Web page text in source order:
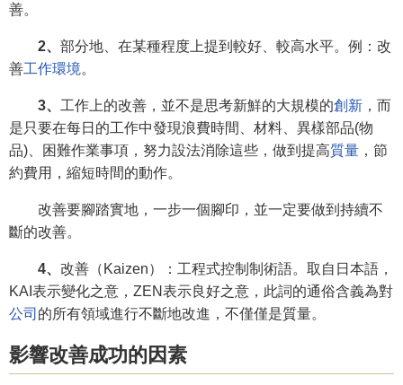
善。
2、 部分地、在某種程度上提到較好、較高水平。例：改
善工作環境。
3、 工作上的改善，並不是思考新鮮的大規模的創新 ，而
是只要在每日的工作中發現浪費時間、材料、異樣部品(物
品)、困難作業事項，努力設法消除這些，做到提高質量 ，節
約費用，縮短時間的動作。
改善要腳踏實地，一步一個腳印，並一定要做到持續不
斷的改善。
4、 改善（Kaizen）：工程式控制制術語。取自日本語，
KAI表示變化之意，ZEN表示良好之意，此詞的通俗含義為對
公司 的所有領域進行不斷地改進，不僅僅是質量。
影響改善成功的因素